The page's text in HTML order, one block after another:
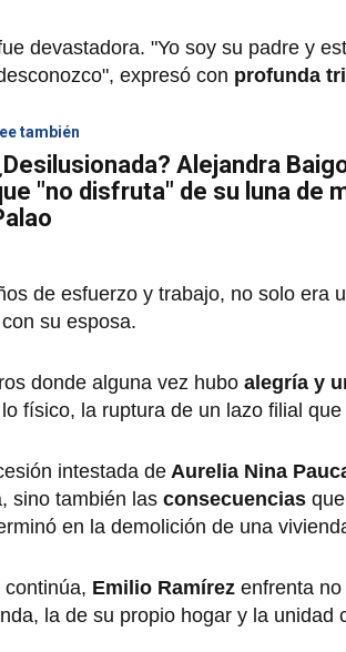
devastadora. "Yo soy su padre y
expresó con profunda
también
Alejandra
"no disfruta" de su luna de
de esfuerzo y trabajo, no solo era
su esposa.
donde alguna vez hubo alegría y
físico, la ruptura de un lazo filial
intestada de Aurelia Nina
sino también las consecuencias
en la demolición de una
continúa, Emilio Ramírez enfrenta
la de su propio hogar y la unidad